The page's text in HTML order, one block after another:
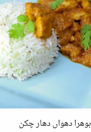
بوھرا دھواں دھار چکن